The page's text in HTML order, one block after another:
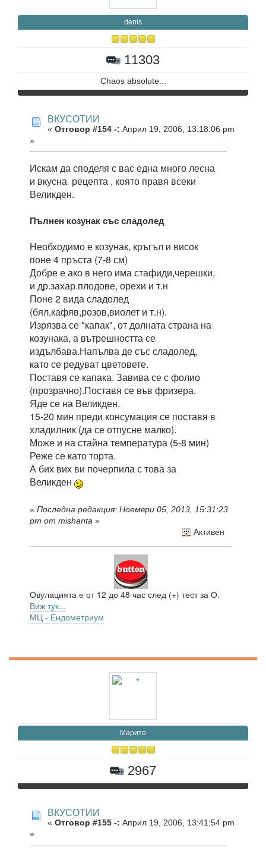
denis
11303
Chaos absolute...
ВКУСОТИИ
« Отговор #154 -: Април 19, 2006, 13:18:06 pm
»
Искам да споделя с вас една много лесна
и вкусна рецепта , която правя всеки
Великден.
Пълнен козунак със сладолед
Необходимо е козунак, кръгъл и висок
поне 4 пръста (7-8 см)
Добре е ако в него има стафиди,черешки,
и др.захар.плодове, орехи и т.н
Поне 2 вида сладолед
(бял,кафяв,розов,виолет и т.н).
Изрязва се "капак", от долната страна на
козунака, а вътрешността се
издълбава.Напълва де със сладолед,
като се редуват цветовете.
Поставя се капака. Завива се с фолио
(прозрачно).Поставя се във фризера.
Яде се на Великден.
15-20 мин преди консумация се поставя в
хладилник (да се отпусне малко).
Може и на стайна температура (5-8 мин)
Реже се като торта.
А бих вих ви почерпила с това за
Великден
« Последна редакция: Ноември 05, 2013, 15:31:23
pm от mishanta »
Активен
Овулацията е от 12 до 48 час след (+) тест за О.
Виж тук...
МЦ - Ендометриум
Марито
2967
ВКУСОТИИ
« Отговор #155 -: Април 19, 2006, 13:41:54 pm
»